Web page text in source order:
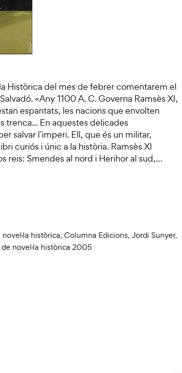
Històrica del mes de febrer comentarem el
«Any 1100 A. C. Governa Ramsès XI,
espantats, les nacions que envolten
trenca... En aquestes delicades
salvar l´imperi. Ell, que és un militar,
curiós i únic a la història. Ramsès XI
reis: Smendes al nord i Herihor al sud,…
històrica, Columna Edicions, Jordi Sunyer,
novel·la històrica 2005